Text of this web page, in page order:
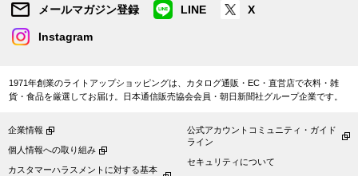
アクセサリー
スリップオン
レースアップ
メールマガジン登録 LINE X
Instagram
1971年創業のライトアップショッピングは、カタログ通販・EC・直営店で衣料・雑
貨・食品を厳選してお届け。日本通信販売協会会員・朝日新聞社グループ企業です。
企業情報
個人情報への取り組み
カスタマーハラスメントに対する基本
公式アカウントコミュニティ・ガイド
ライン
セキュリティについて